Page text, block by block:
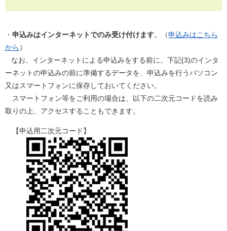
・ 申込みはインターネットでのみ受け付けます。（申込みはこちら
から ）
なお、インターネットによる申込みをする前に、下記(3)のインタ
ーネットの申込みの前に準備するデータを、申込みを行うパソコン
又はスマートフォンに保存しておいてください。
スマートフォン等をご利用の場合は、以下の二次元コードを読み
取りの上、アクセスすることもできます。
【申込用二次元コード】